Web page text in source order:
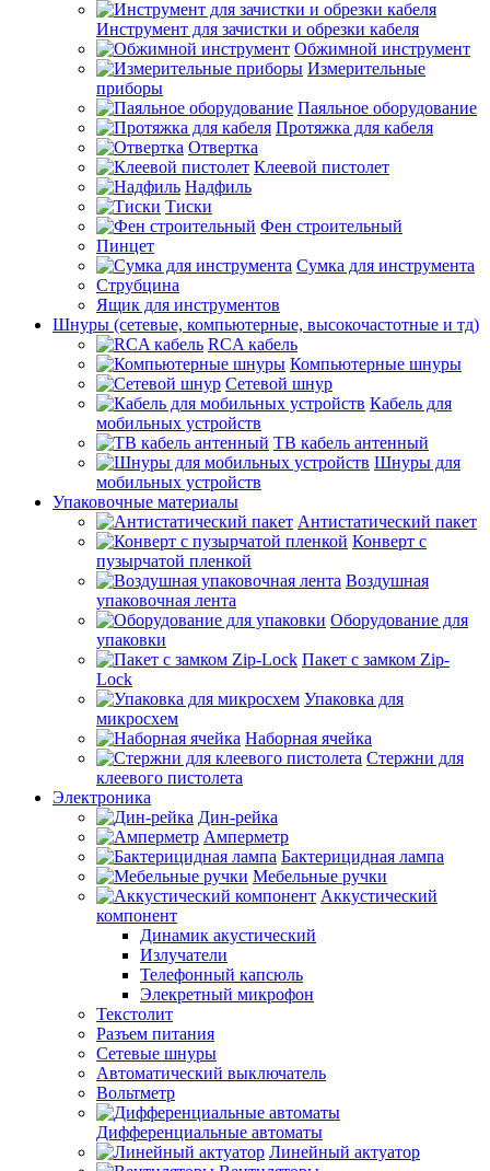
Инструмент для зачистки и обрезки кабеля
Обжимной инструмент
Измерительные
приборы
Паяльное оборудование
Протяжка для кабеля
Отвертка
Клеевой пистолет
Надфиль
Тиски
Фен строительный
Пинцет
Сумка для инструмента
Струбцина
Ящик для инструментов
Шнуры (сетевые, компьютерные, высокочастотные и тд)
RCA кабель
Компьютерные шнуры
Сетевой шнур
Кабель для
мобильных устройств
ТВ кабель антенный
Шнуры для
мобильных устройств
Упаковочные материалы
Антистатический пакет
Конверт с
пузырчатой пленкой
Воздушная
упаковочная лента
Оборудование для
упаковки
Пакет с замком Zip-
Lock
Упаковка для
микросхем
Наборная ячейка
Стержни для
клеевого пистолета
Электроника
Дин-рейка
Амперметр
Бактерицидная лампа
Мебельные ручки
Аккустический
компонент
Динамик акустический
Излучатели
Телефонный капсюль
Элекретный микрофон
Текстолит
Разъем питания
Сетевые шнуры
Автоматический выключатель
Вольтметр
Дифференциальные автоматы
Линейный актуатор